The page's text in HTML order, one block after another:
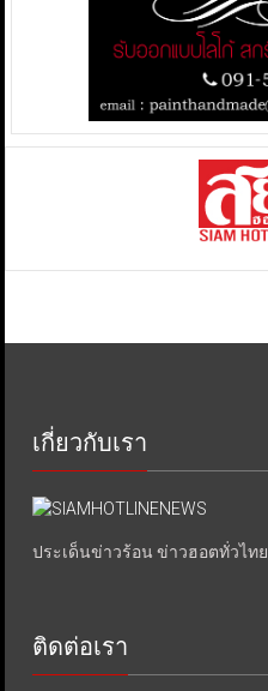
เกี่ยวกับเรา
ประเด็นข่าวร้อน ข่าวฮอตทั่วไทย.
ติดต่อเรา